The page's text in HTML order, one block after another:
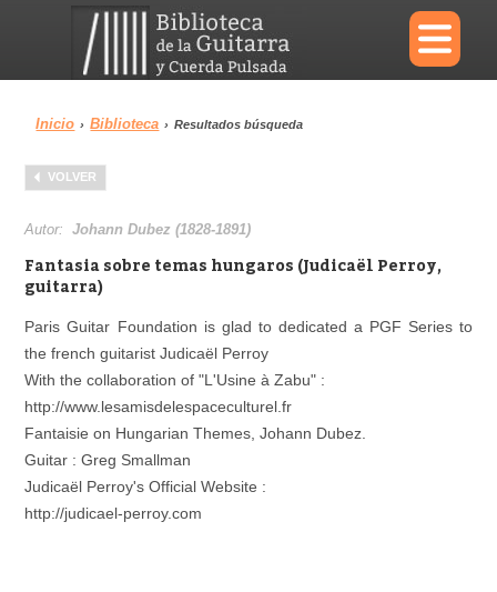
×
Menu
Biblioteca
Inicio › Biblioteca › Resultados búsqueda
VOLVER
Autor:Johann Dubez (1828-1891)
Fantasia sobre temas hungaros (Judicaël Perroy,
guitarra)
Paris Guitar Foundation is glad to dedicated a PGF Series to
the french guitarist Judicaël Perroy
With the collaboration of "L'Usine à Zabu" :
http://www.lesamisdelespaceculturel.fr
Fantaisie on Hungarian Themes, Johann Dubez.
Guitar : Greg Smallman
Judicaël Perroy's Official Website :
http://judicael-perroy.com